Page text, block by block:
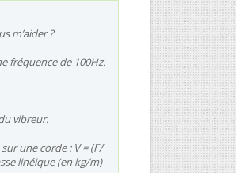
m’aider ?
fréquence de 100Hz.
vibreur.
une corde : V = (F/
linéique (en kg/m)